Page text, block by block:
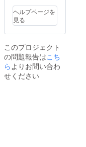
になる
事が見
込まれ
ます ==
プショ
ンを2着
分お選
び下さ
い== ・
ヘルプページを
見る
このプロジェクト
の問題報告はこち
らよりお問い合わ
せください